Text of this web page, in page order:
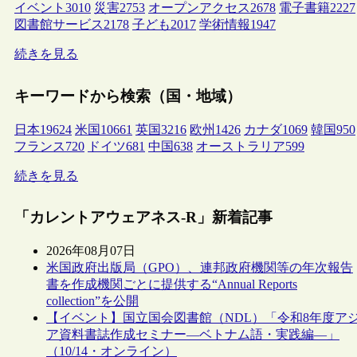
イベント 3010 災害2753 オープンアクセス2678 電子書籍2227
図書館サービス2178 子ども2017 学術情報1947
続きを見る
キーワードから検索（国・地域）
日本19624 米国 10661 英国3216 欧州 1426 カナダ1069 韓国950
フランス720 ドイツ681 中国638 オーストラリア599
続きを見る
「カレントアウェアネス-R」新着記事
2026年08月07日
米国政府出版局（GPO）、連邦政府機関等の年次報告
書を作成機関ごとに提供する“Annual Reports
collection”を公開
【イベント】国立国会図書館（NDL）「令和8年度ア
ア資料書誌作成セミナー―ベトナム語・実践編―」
（10/14・オンライン）